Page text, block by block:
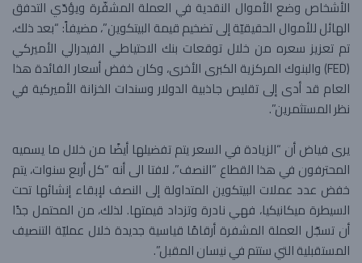
الأشخاص وضع الأموال النقدية في العملة المشفّرة ويؤدّي التدفق
الهائل للأموال الحقيقيّة إلى تضخيم قيمة البيتكوين”، مضيفاً: “بعد ذلك،
تم تعزيز سعره من خلال توقعات بنك الاحتياطي الفيدرالي الأميركي
(FED) والبنوك المركزية الكبرى الأخرى، وكان خفض أسعار الفائدة هذا
العام قد أدى إلى تقليص جاذبية الدولار وسندات الخزانة الأميركية في
نظر المستثمرين”.
يرى فياض أن “الزيادة في السعر يتم تفضيلها أيضًا من خلال ما يسميه
المحترفون في هذا القطاع “النصف”، لافتا الى أنه “كل أربع سنوات، يتم
خفض عدد عملات البيتكوين المتداولة إلى النصف لإبقاء إنشائها تحت
السيطرة ميكانيكيا، فهي نادرة وتزداد قيمتها. لذلك، من المحتمل جدًا
أن تسجّل العملة المشفرة أرقامًا قياسية جديدة خلال عمليّة التنصيف
المستقبلية التي ستتم في نيسان المقبل”.